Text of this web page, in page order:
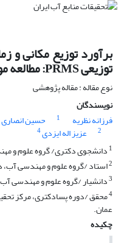
برآورد توزیع مکانی و
توزیعی PRMS: مطالعه موردی دشت نیشابور
نوع مقاله : مقاله پژوهشی
نویسندگان
فرزانه نظریه
1 حسین انصاری
2 عزیز اله ایزدی4
1 دانشجوی دکتری/ گروه علوم و
2استاد /گروه علوم و مهندسی
3دانشیار /گروه علوم و مهندسی
4محقق /دوره پسادکتری، مرکز
عمان.
چکیده